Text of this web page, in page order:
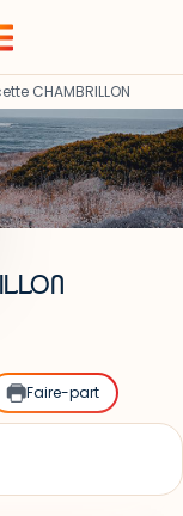
CHAMBRILLON
Faire-part